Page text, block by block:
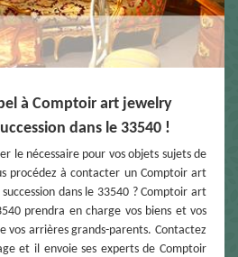
à Comptoir art jewelry
dans le 33540 !
le nécessaire pour vos objets sujets de
procédez à contacter un Comptoir art
dans le 33540 ? Comptoir art
prendra en charge vos biens et vos
vos arrières grands-parents. Contactez
et il envoie ses experts de Comptoir